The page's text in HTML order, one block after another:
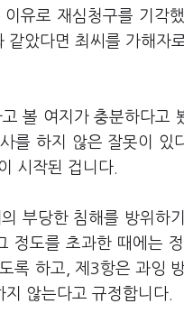
유로 재심청구를 기각
았다면 최씨를 가해자
볼 여지가 충분하다고
를 하지 않은 잘못이 있
시작된 겁니다.
부당한 침해를 방위하
정도를 초과한 때에는
록 하고, 제3항은 과잉
않는다고 규정합니다.